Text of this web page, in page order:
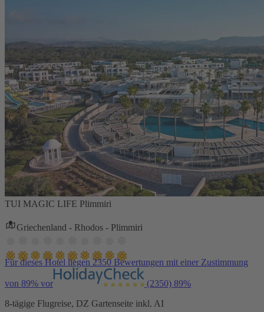
TUI MAGIC LIFE Plimmiri
Griechenland - Rhodos - Plimmiri
Für dieses Hotel liegen 2350 Bewertungen mit einer Zustimmung
von 89% vor (2350) 89%
8-tägige Flugreise, DZ Gartenseite inkl. AI